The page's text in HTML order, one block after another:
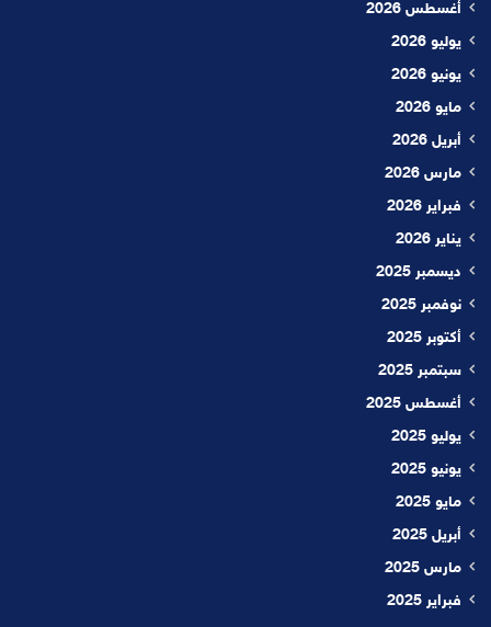
أغسطس 2026
يوليو 2026
يونيو 2026
مايو 2026
أبريل 2026
مارس 2026
فبراير 2026
يناير 2026
ديسمبر 2025
نوفمبر 2025
أكتوبر 2025
سبتمبر 2025
أغسطس 2025
يوليو 2025
يونيو 2025
مايو 2025
أبريل 2025
مارس 2025
فبراير 2025